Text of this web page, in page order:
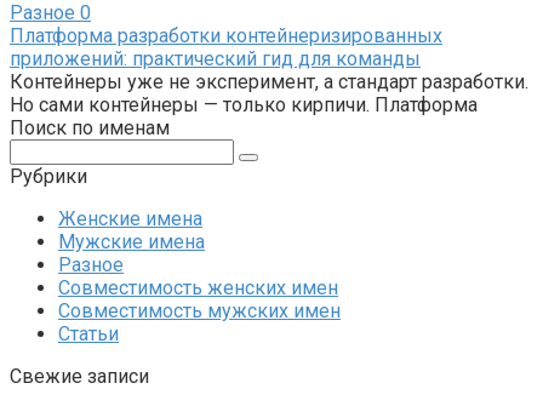
Разное 0
Платформа разработки контейнеризированных
приложений: практический гид для команды
Контейнеры уже не эксперимент, а стандарт разработки.
Но сами контейнеры — только кирпичи. Платформа
Поиск по именам
Рубрики
Женские имена
Мужские имена
Разное
Совместимость женских имен
Совместимость мужских имен
Статьи
Свежие записи